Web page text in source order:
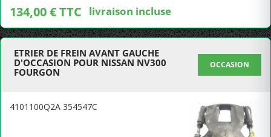
134,00 € TTC livraison incluse
ETRIER DE FREIN AVANT GAUCHE
D'OCCASION POUR NISSAN NV300
FOURGON
OCCASION
4101100Q2A 354547C